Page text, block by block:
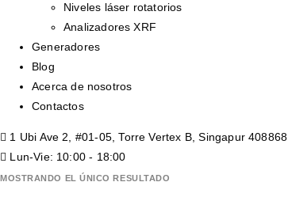
Niveles láser rotatorios
Analizadores XRF
Generadores
Blog
Acerca de nosotros
Contactos
1 Ubi Ave 2, #01-05, Torre Vertex B, Singapur 408868
Lun-Vie: 10:00 - 18:00
MOSTRANDO EL ÚNICO RESULTADO